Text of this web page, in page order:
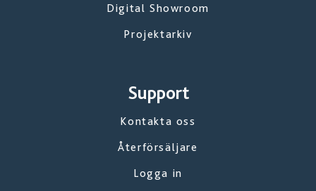
Digital Showroom
Projektarkiv
Support
Kontakta oss
Återförsäljare
Logga in